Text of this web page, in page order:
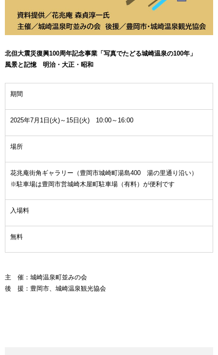
北但大震災復興100周年記念事業「写真でたどる城崎温泉の100年」
風景と記憶 明治・大正・昭和
期間
2025年7月1日(火)～15日(火) 10:00～16:00
場所
花兆庵街角ギャラリー（豊岡市城崎町湯島400 湯の里通り沿い）
※駐車場は豊岡市営城崎木屋町駐車場（有料）が便利です
入場料
無料
主 催：城崎温泉町並みの会
後 援：豊岡市、城崎温泉観光協会